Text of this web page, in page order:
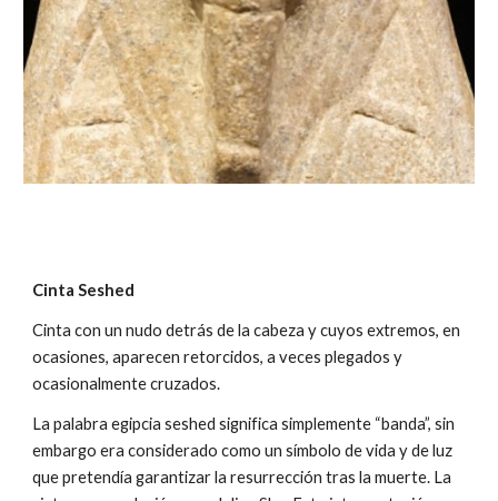
Cinta Seshed
Cinta con un nudo detrás de la cabeza y cuyos extremos, en
ocasiones, aparecen retorcidos, a veces plegados y
ocasionalmente cruzados.
La palabra egipcia seshed significa simplemente “banda”, sin
embargo era considerado como un símbolo de vida y de luz
que pretendía garantizar la resurrección tras la muerte. La